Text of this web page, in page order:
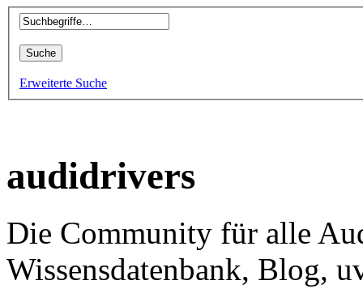
Erweiterte Suche
audidrivers
Die Community für alle
Wissensdatenbank, Blog,